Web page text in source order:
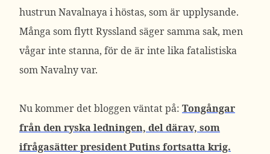
hustrun Navalnaya i höstas, som är upplysande.
Många som flytt Ryssland säger samma sak, men
vågar inte stanna, för de är inte lika fatalistiska
som Navalny var.
Nu kommer det bloggen väntat på: Tongångar
från den ryska ledningen, del därav, som
ifrågasätter president Putins fortsatta krig.